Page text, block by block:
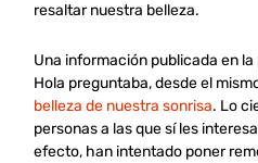
resaltar nuestra belleza.
Una información publicada en
Hola preguntaba, desde el
belleza de nuestra sonrisa. Lo
personas a las que sí les
efecto, han intentado poner